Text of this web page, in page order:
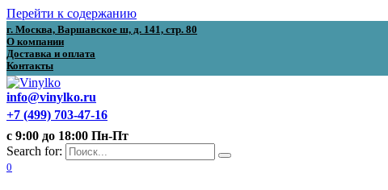
Перейти к содержанию
г. Москва, Варшавское ш, д. 141, стр. 80
О компании
Доставка и оплата
Контакты
info@vinylko.ru
+7 (499) 703-47-16
с 9:00 до 18:00 Пн-Пт
Search for:
0